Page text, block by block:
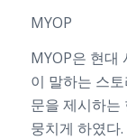
MYOP
MYOP은 현대
이 말하는 스
문을 제시하는
뭉치게 하였다